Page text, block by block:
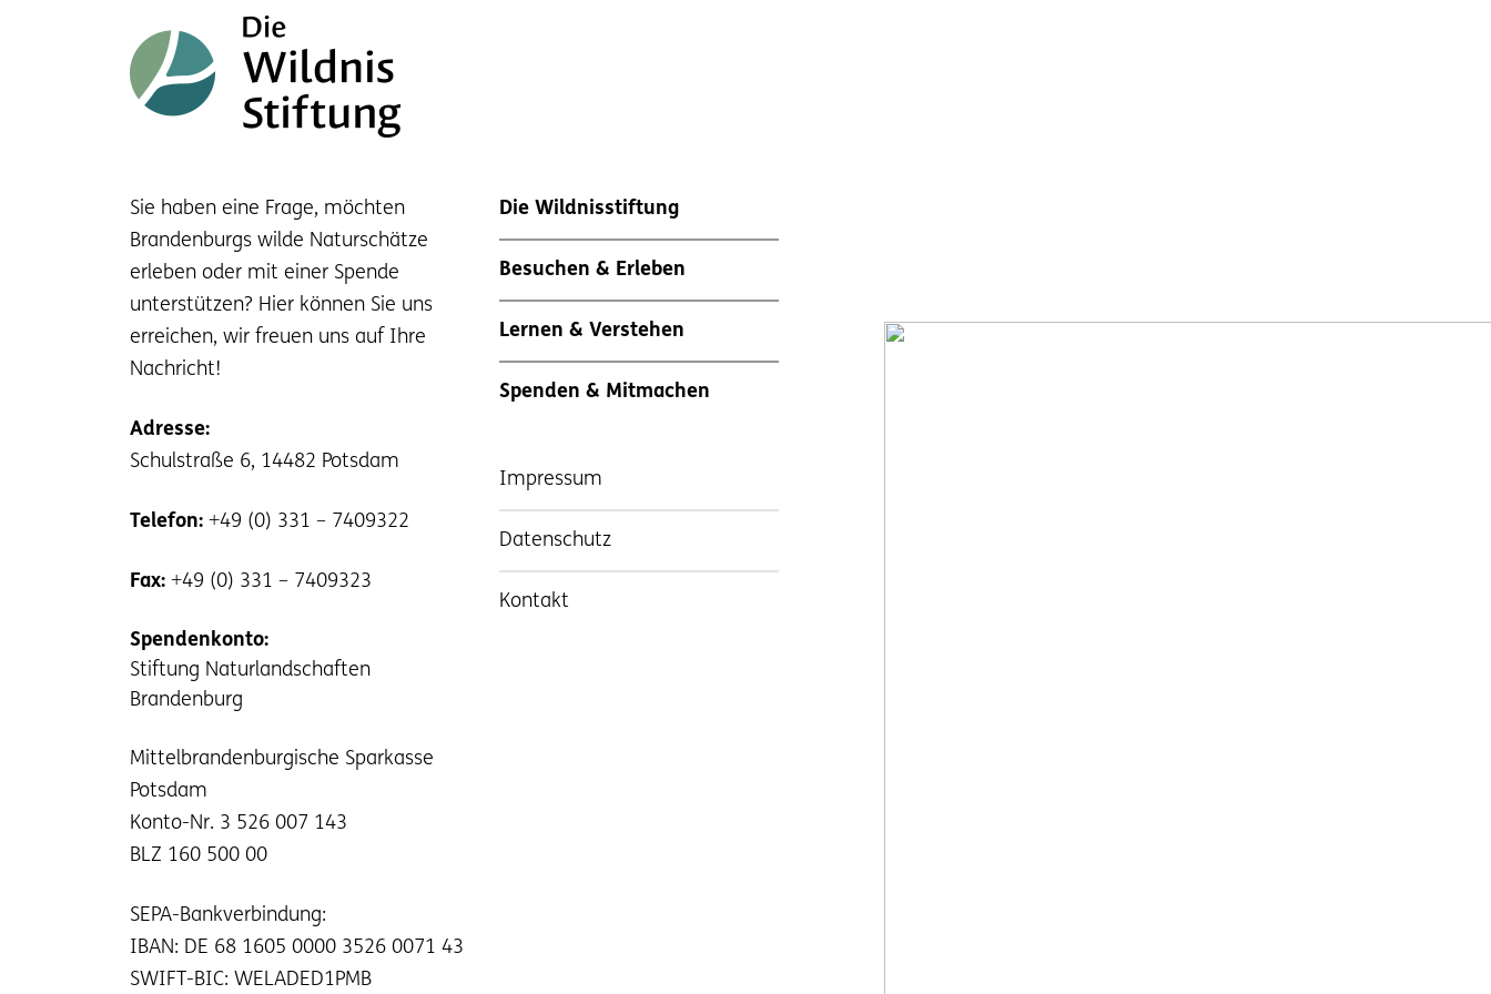
Sie haben eine Frage, möchten
Brandenburgs wilde Naturschätze
erleben oder mit einer Spende
unterstützen? Hier können Sie uns
erreichen, wir freuen uns auf Ihre
Nachricht!
Adresse:
Schulstraße 6, 14482 Potsdam
Telefon: +49 (0) 331 – 7409322
Fax: +49 (0) 331 – 7409323
Spendenkonto:
Stiftung Naturlandschaften
Brandenburg
Mittelbrandenburgische Sparkasse
Potsdam
Konto-Nr. 3 526 007 143
BLZ 160 500 00
SEPA-Bankverbindung:
IBAN: DE 68 1605 0000 3526 0071 43
SWIFT-BIC: WELADED1PMB
Die Wildnisstiftung
Besuchen & Erleben
Lernen & Verstehen
Spenden & Mitmachen
Impressum
Datenschutz
Kontakt